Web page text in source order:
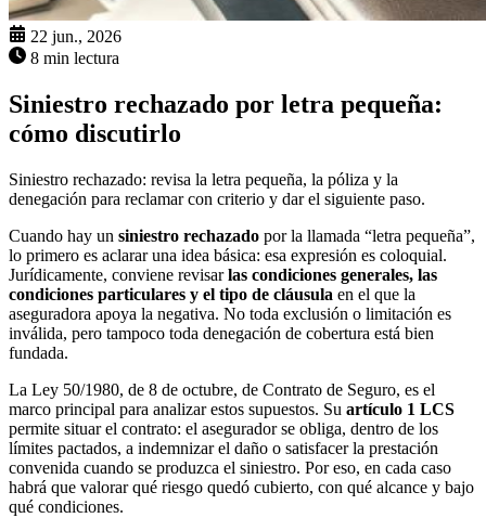
22 jun., 2026
8 min lectura
Siniestro rechazado por letra pequeña:
cómo discutirlo
Siniestro rechazado: revisa la letra pequeña, la póliza y la
denegación para reclamar con criterio y dar el siguiente paso.
Cuando hay un siniestro rechazado por la llamada “letra pequeña”,
lo primero es aclarar una idea básica: esa expresión es coloquial.
Jurídicamente, conviene revisarlas condiciones generales, las
condiciones particulares y el tipo de cláusula en el que la
aseguradora apoya la negativa. No toda exclusión o limitación es
inválida, pero tampoco toda denegación de cobertura está bien
fundada.
La Ley 50/1980, de 8 de octubre, de Contrato de Seguro, es el
marco principal para analizar estos supuestos. Su artículo 1 LCS
permite situar el contrato: el asegurador se obliga, dentro de los
límites pactados, a indemnizar el daño o satisfacer la prestación
convenida cuando se produzca el siniestro. Por eso, en cada caso
habrá que valorar qué riesgo quedó cubierto, con qué alcance y bajo
qué condiciones.